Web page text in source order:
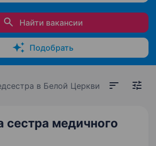
Найти вакансии
Подобрать
в Белой Церкви
сестра медичного